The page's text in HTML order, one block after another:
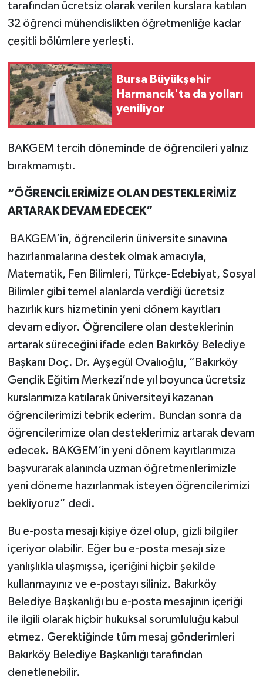
tarafından ücretsiz olarak verilen kurslara katılan
32 öğrenci mühendislikten öğretmenliğe kadar
çeşitli bölümlere yerleşti.
Bursa Büyükşehir
Harmancık'ta da yolları
yeniliyor
BAKGEM tercih döneminde de öğrencileri yalnız
bırakmamıştı.
“ÖĞRENCİLERİMİZE OLAN DESTEKLERİMİZ
ARTARAK DEVAM EDECEK”
BAKGEM’in, öğrencilerin üniversite sınavına
hazırlanmalarına destek olmak amacıyla,
Matematik, Fen Bilimleri, Türkçe-Edebiyat, Sosyal
Bilimler gibi temel alanlarda verdiği ücretsiz
hazırlık kurs hizmetinin yeni dönem kayıtları
devam ediyor. Öğrencilere olan desteklerinin
artarak süreceğini ifade eden Bakırköy Belediye
Başkanı Doç. Dr. Ayşegül Ovalıoğlu, “Bakırköy
Gençlik Eğitim Merkezi’nde yıl boyunca ücretsiz
kurslarımıza katılarak üniversiteyi kazanan
öğrencilerimizi tebrik ederim. Bundan sonra da
öğrencilerimize olan desteklerimiz artarak devam
edecek. BAKGEM’in yeni dönem kayıtlarımıza
başvurarak alanında uzman öğretmenlerimizle
yeni döneme hazırlanmak isteyen öğrencilerimizi
bekliyoruz” dedi.
Bu e-posta mesajı kişiye özel olup, gizli bilgiler
içeriyor olabilir. Eğer bu e-posta mesajı size
yanlışlıkla ulaşmışsa, içeriğini hiçbir şekilde
kullanmayınız ve e-postayı siliniz. Bakırköy
Belediye Başkanlığı bu e-posta mesajının içeriği
ile ilgili olarak hiçbir hukuksal sorumluluğu kabul
etmez. Gerektiğinde tüm mesaj gönderimleri
Bakırköy Belediye Başkanlığı tarafından
denetlenebilir.